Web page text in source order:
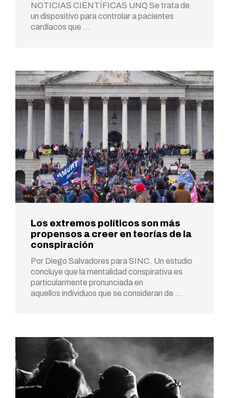
NOTICIAS CIENTÍFICAS UNQ Se trata de
un dispositivo para controlar a pacientes
cardíacos que …
Los extremos políticos son más
propensos a creer en teorías de la
conspiración
Por Diego Salvadores para SINC. Un estudio
concluye que la mentalidad conspirativa es
particularmente pronunciada en
aquellos individuos que se consideran de …